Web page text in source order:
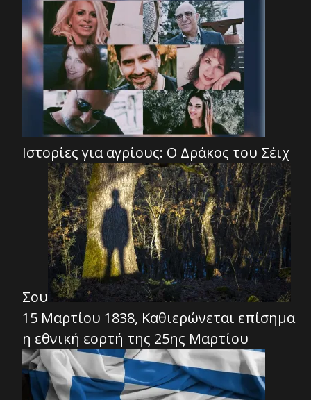
Ιστορίες για αγρίους: Ο Δράκος του Σέιχ
Σου
15 Μαρτίου 1838, Καθιερώνεται επίσημα
η εθνική εορτή της 25ης Μαρτίου